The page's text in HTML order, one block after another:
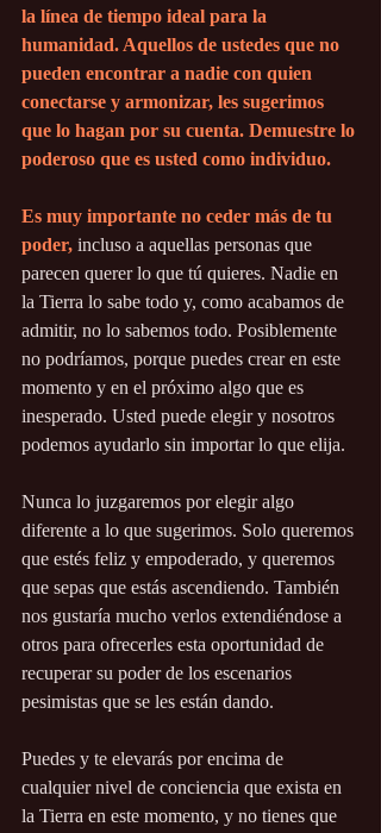
la línea de tiempo ideal para la
humanidad. Aquellos de ustedes que no
pueden encontrar a nadie con quien
conectarse y armonizar, les sugerimos
que lo hagan por su cuenta. Demuestre lo
poderoso que es usted como individuo.
Es muy importante no ceder más de tu
poder, incluso a aquellas personas que
parecen querer lo que tú quieres. Nadie en
la Tierra lo sabe todo y, como acabamos de
admitir, no lo sabemos todo. Posiblemente
no podríamos, porque puedes crear en este
momento y en el próximo algo que es
inesperado. Usted puede elegir y nosotros
podemos ayudarlo sin importar lo que elija.
Nunca lo juzgaremos por elegir algo
diferente a lo que sugerimos. Solo queremos
que estés feliz y empoderado, y queremos
que sepas que estás ascendiendo. También
nos gustaría mucho verlos extendiéndose a
otros para ofrecerles esta oportunidad de
recuperar su poder de los escenarios
pesimistas que se les están dando.
Puedes y te elevarás por encima de
cualquier nivel de conciencia que exista en
la Tierra en este momento, y no tienes que